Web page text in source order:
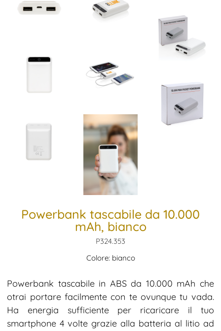
Powerbank tascabile da 10.000
mAh, bianco
P324.353
Colore: bianco
Powerbank tascabile in ABS da 10.000 mAh che
otrai portare facilmente con te ovunque tu vada.
Ha energia sufficiente per ricaricare il tuo
smartphone 4 volte grazie alla batteria al litio ad